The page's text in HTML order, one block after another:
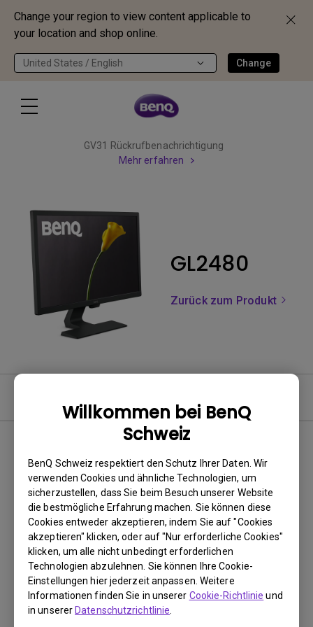
Change your region to view content applicable to
your location and shop online.
United States / English Change
Willkommen bei BenQ
Schweiz
BenQ Schweiz respektiert den Schutz Ihrer Daten. Wir
verwenden Cookies und ähnliche Technologien, um
sicherzustellen, dass Sie beim Besuch unserer Website
die bestmögliche Erfahrung machen. Sie können diese
Cookies entweder akzeptieren, indem Sie auf "Cookies
akzeptieren" klicken, oder auf "Nur erforderliche Cookies"
klicken, um alle nicht unbedingt erforderlichen
Technologien abzulehnen. Sie können Ihre Cookie-
Einstellungen hier jederzeit anpassen. Weitere
Informationen finden Sie in unserer Cookie-Richtlinie und
in unsererDatenschutzrichtlinie
GV31 Rückrufbenachrichtigung
Mehr erfahren
GL2480
Zurück zum Produkt
Keine passenden Videos